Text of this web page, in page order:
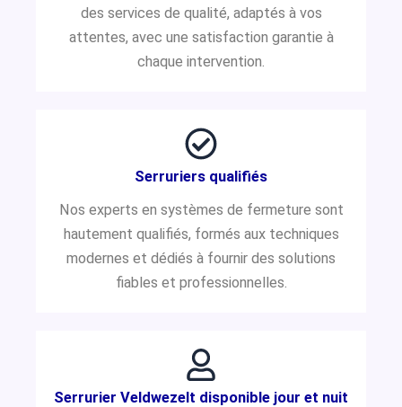
des services de qualité, adaptés à vos
attentes, avec une satisfaction garantie à
chaque intervention.
Serruriers qualifiés
Nos experts en systèmes de fermeture sont
hautement qualifiés, formés aux techniques
modernes et dédiés à fournir des solutions
fiables et professionnelles.
Serrurier Veldwezelt disponible jour et nuit